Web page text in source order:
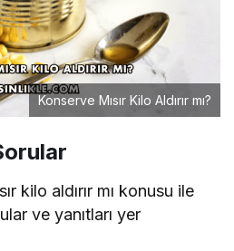
Konserve Mısır Kilo Aldırır mı?
kilo aldırır mı konusu ile
ve yanıtları yer